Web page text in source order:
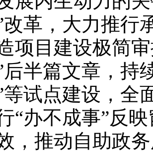
改革，大力推行
项目建设极简
后半篇文章，持
等试点建设，全
“办不成事”反
，推动自助政